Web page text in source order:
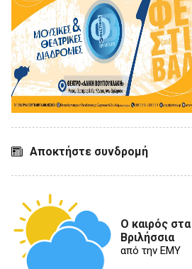
Αποκτήστε συνδρομή
Ο καιρός στα
Βριλήσσια
από την ΕΜΥ